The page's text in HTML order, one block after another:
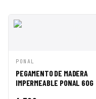
VISTA
RÁPIDA
CESTA
PONAL
PEGAMENTO DE MADERA
IMPERMEABLE PONAL 60G